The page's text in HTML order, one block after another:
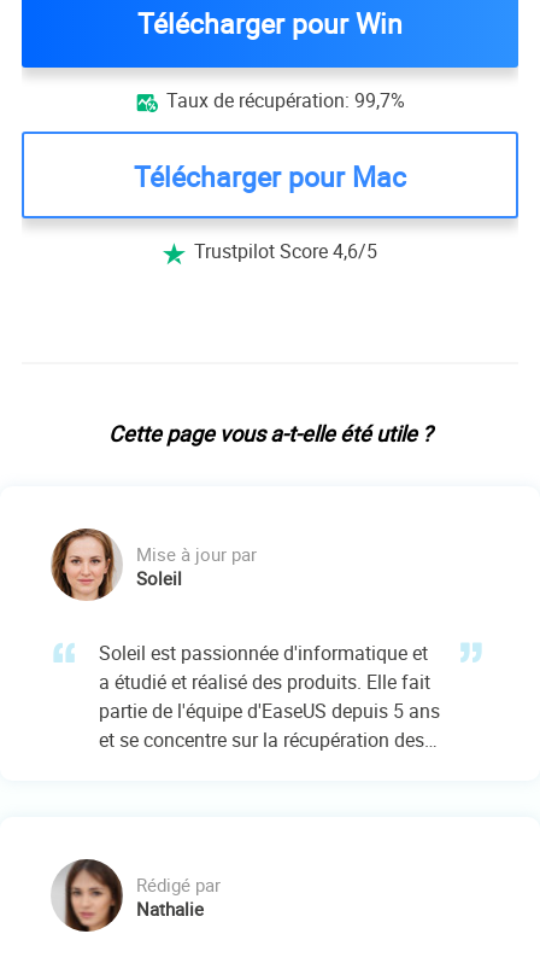
Télécharger pour Win
 Taux de récupération: 99,7%
Télécharger pour Mac
 Trustpilot Score 4,6/5
Cette page vous a-t-elle été utile ?
Mise à jour par
Soleil
Soleil est passionnée d'informatique et
a étudié et réalisé des produits. Elle fait
partie de l'équipe d'EaseUS depuis 5 ans
et se concentre sur la récupération des
Rédigé par
Nathalie